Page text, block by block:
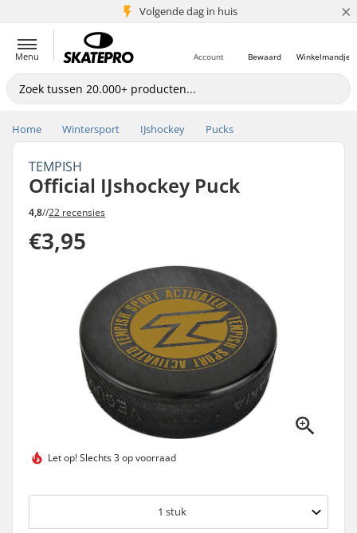
Volgende dag in huis
5+ mln. klanten ×
Menu Winkelmandje
Bewaard
Account
Home Wintersport IJshockey Pucks
TEMPISH
Official IJshockey Puck
4,8//22 recensies
€3,95
Let op!Slechts 3 op voorraad
1 stuk